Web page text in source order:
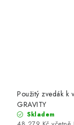
Použitý zvedák k
GRAVITY
Skladem